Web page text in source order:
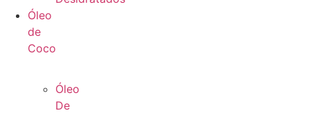
Óleo
de
Coco
Óleo
De